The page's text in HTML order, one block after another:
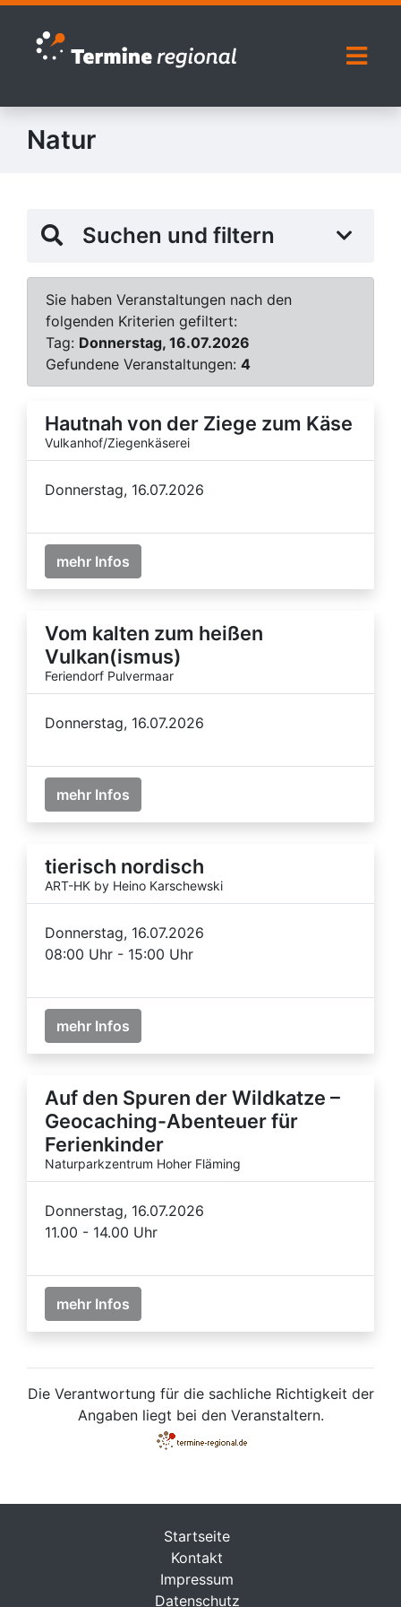
Zur Navigation springen
Zum Inhalt springen
Natur
Suchen und filtern
Sie haben Veranstaltungen nach den
folgenden Kriterien gefiltert:
Tag: Donnerstag, 16.07.2026
Gefundene Veranstaltungen: 4
Hautnah von der Ziege zum Käse
Vulkanhof/Ziegenkäserei
Donnerstag, 16.07.2026
mehr Infos
Vom kalten zum heißen
Vulkan(ismus)
Feriendorf Pulvermaar
Donnerstag, 16.07.2026
mehr Infos
tierisch nordisch
ART-HK by Heino Karschewski
Donnerstag, 16.07.2026
08:00 Uhr - 15:00 Uhr
mehr Infos
Auf den Spuren der Wildkatze –
Geocaching-Abenteuer für
Ferienkinder
Naturparkzentrum Hoher Fläming
Donnerstag, 16.07.2026
11.00 - 14.00 Uhr
mehr Infos
Die Verantwortung für die sachliche Richtigkeit der
Angaben liegt bei den Veranstaltern.
Startseite
Kontakt
Impressum
Datenschutz